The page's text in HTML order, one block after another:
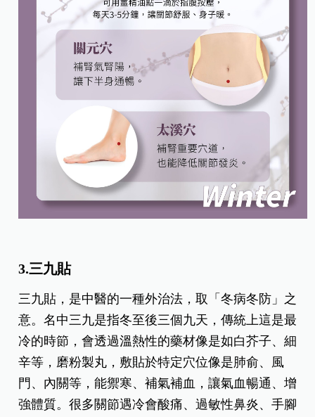
3.三九貼
三九貼，是中醫的一種外治法，取「冬病冬防」之
意。名中三九是指冬至後三個九天，傳統上這是最
冷的時節，會透過溫熱性的藥材像是如白芥子、細
辛等，磨粉製丸，敷貼於特定穴位像是肺俞、風
門、內關等，能禦寒、補氣補血，讓氣血暢通、增
強體質。很多關節遇冷會酸痛、過敏性鼻炎、手腳